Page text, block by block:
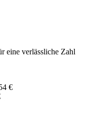
eine verlässliche Zahl
€